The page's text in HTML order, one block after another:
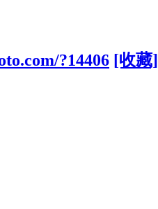
?14406 [收藏]